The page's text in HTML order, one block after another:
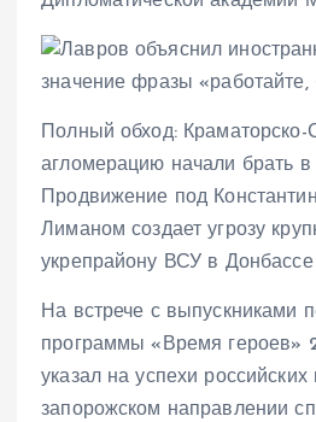
Полный обход:
агломерацию начали брать в
Продвижение под
Лиманом создает угрозу
укрепрайону ВСУ в Донбассе
На встрече с выпускниками
программы «Время героев»
указал на успехи
запорожском направлении